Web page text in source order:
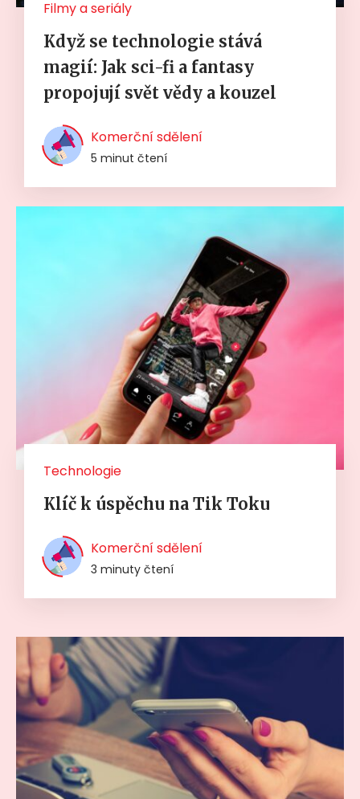
Filmy a seriály
Když se technologie stává
magií: Jak sci-fi a fantasy
propojují svět vědy a kouzel
Komerční sdělení
5 minut čtení
Technologie
Klíč k úspěchu na Tik Toku
Komerční sdělení
3 minuty čtení